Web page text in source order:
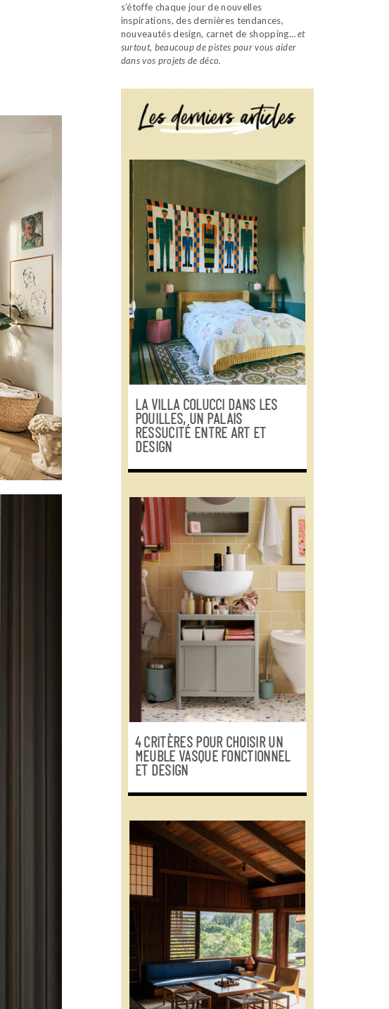
s’étoffe chaque jour de nouvelles
inspirations, des dernières tendances,
nouveautés design, carnet de shopping…et
surtout, beaucoup de pistes pour vous aider
dans vos projets de déco.
LA VILLA COLUCCI DANS LES
POUILLES, UN PALAIS
RESSUCITÉ ENTRE ART ET
DESIGN
4 CRITÈRES POUR CHOISIR UN
MEUBLE VASQUE FONCTIONNEL
ET DESIGN